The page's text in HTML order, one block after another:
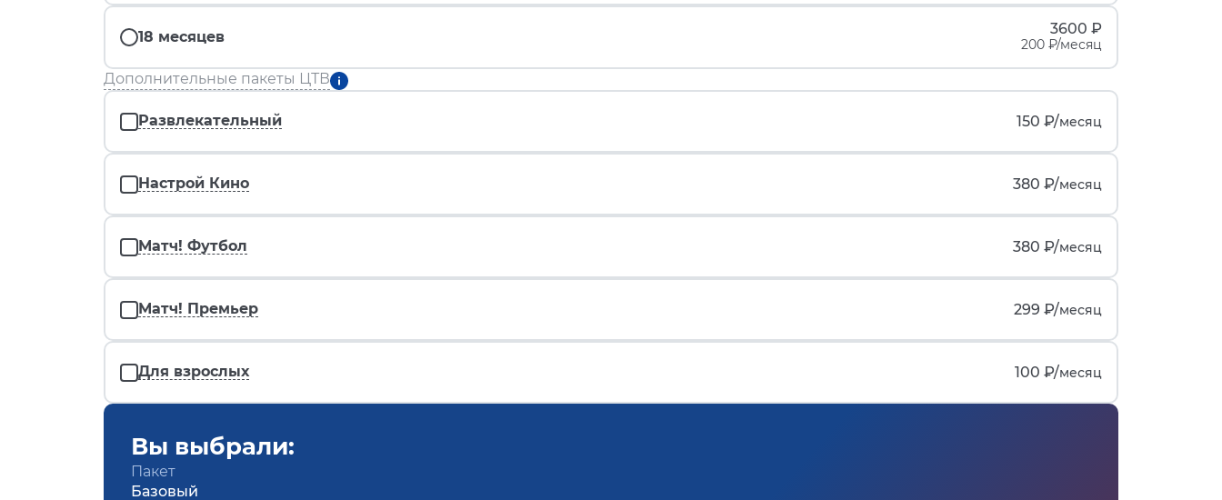
18 месяцев 3600 ₽
200 ₽/месяц
Дополнительные пакеты ЦТВ
Развлекательный 150 ₽/месяц
Настрой Кино 380 ₽/месяц
Матч! Футбол 380 ₽/месяц
Матч! Премьер 299 ₽/месяц
Для взрослых 100 ₽/месяц
Вы выбрали:
Пакет
Базовый